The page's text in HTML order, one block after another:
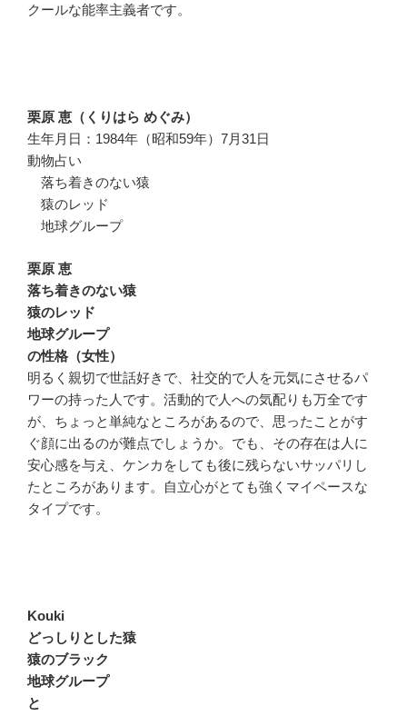
クールな能率主義者です。
栗原 恵（くりはら めぐみ）
生年月日：1984年（昭和59年）7月31日
動物占い
落ち着きのない猿
猿のレッド
地球グループ
栗原 恵
落ち着きのない猿
猿のレッド
地球グループ
の性格（女性）
明るく親切で世話好きで、社交的で人を元気にさせるパ
ワーの持った人です。活動的で人への気配りも万全です
が、ちょっと単純なところがあるので、思ったことがす
ぐ顔に出るのが難点でしょうか。でも、その存在は人に
安心感を与え、ケンカをしても後に残らないサッパリし
たところがあります。自立心がとても強くマイペースな
タイプです。
Kouki
どっしりとした猿
猿のブラック
地球グループ
と